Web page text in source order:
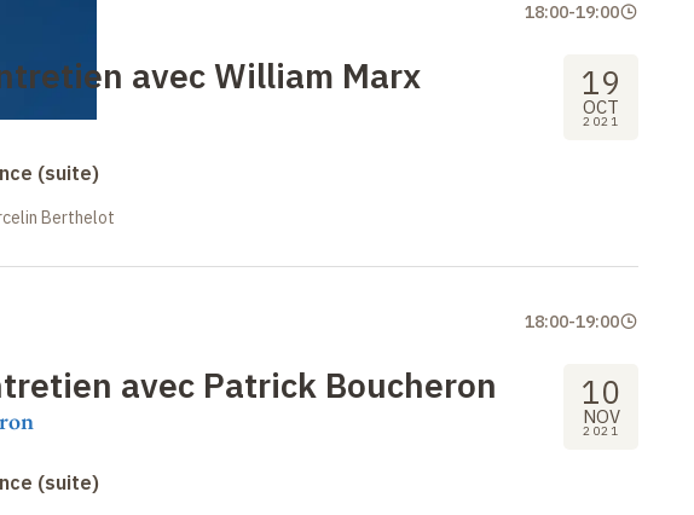
avec William Marx 19
OCT
2021
18:00-19:00
(suite)
Berthelot
avec Patrick Boucheron 10
NOV
2021
18:00-19:00
(suite)